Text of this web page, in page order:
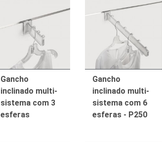
Gancho
inclinado multi-
sistema com 3
esferas
Gancho
inclinado multi-
sistema com 6
esferas - P250